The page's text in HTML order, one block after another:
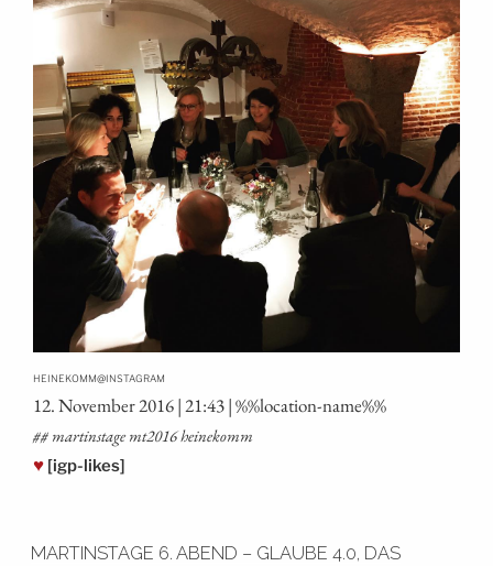
HEINEKOMM@INSTAGRAM
12. Novem­ber 2016 | 21:43 | %%loca­ti­on-name%%
## mar­tins­ta­ge mt2016 heinekomm
♥ [igp-likes]
MARTINSTAGE 6. ABEND – GLAUBE 4.0, DAS